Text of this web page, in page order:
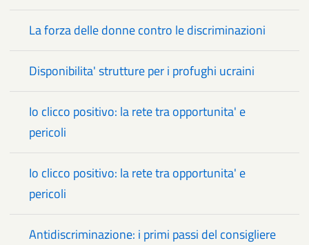
La forza delle donne contro le discriminazioni
Disponibilita' strutture per i profughi ucraini
Io clicco positivo: la rete tra opportunita' e
pericoli
Io clicco positivo: la rete tra opportunita' e
pericoli
Antidiscriminazione: i primi passi del consigliere